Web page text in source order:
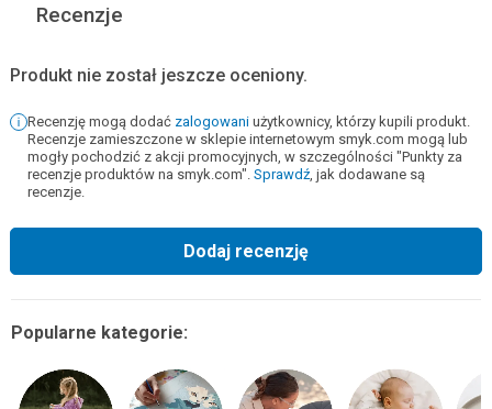
Recenzje
Produkt nie został jeszcze oceniony.
Recenzję mogą dodać zalogowani użytkownicy, którzy kupili produkt.
Recenzje zamieszczone w sklepie internetowym smyk.com mogą lub
mogły pochodzić z akcji promocyjnych, w szczególności "Punkty za
recenzje produktów na smyk.com". Sprawdź, jak dodawane są
recenzje.
Dodaj recenzję
Popularne kategorie: